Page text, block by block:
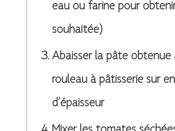
eau ou farine pour
souhaitée)
Abaisser la pâte obtenue
rouleau à pâtisserie sur
d’épaisseur